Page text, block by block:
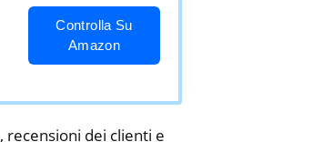
Controlla Su
Amazon
recensioni dei clienti e